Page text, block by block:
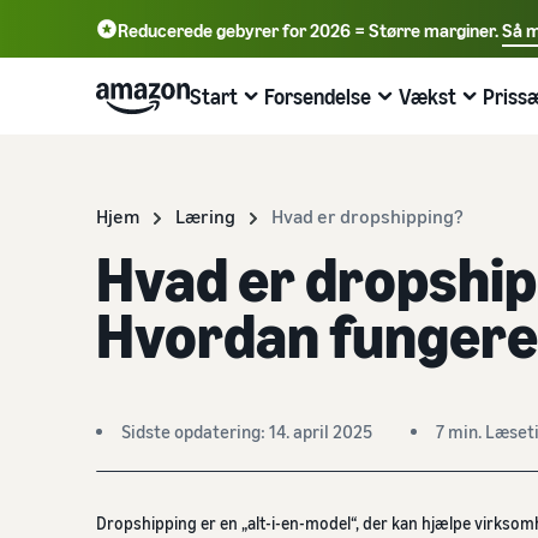
Reducerede gebyrer for 2026 = Større marginer.Så
中文 - CN English - GB Deutsch - DE
Start
Sammenlign salgstakster
Opret sælgerkonto
Gennemgå trin for at oprette en sælgerkonto
Opret eller accepter produkttilbud
Send produkter til kunderne
Forsendelse
Du kan outsource returforsendelser og kundeservice
Behandl ordrer fra dit eget lager
Drag fordel af hurtigere, billigere og mere præcise
Introducer nye produkter
Få 10 % rabat på salg og gratis opbevaring med FBA
Send kundeordrer
Vækst
Annoncér på og uden for Amazon Store
B2B-salg
Kom i kontakt med erhvervskunder
Sælg globalt til Amazon-kunder
Sådan kan din markedsrådgiver hjælpe dig med at opnå
omkostninger
Prisoversigt
Udvid forretningen omkostningseffektivt
Sammenlign salgstakster
Salgsgebyrer
Oversigt over salgsgebyrer
Forsendelsesgebyrer
videnhubs
Blog om onlinehandel
Få mere at vide om onlinesalgskoncepter
Seller University
Succeshistorier fra sælgere
Hjem Læring Hvad er dropshipping?
Hvad er
Hvordan
Sidste opdatering: 14. april 2025 7 min.
Dropshipping er en „alt-i-en-model“, der kan hjælpe